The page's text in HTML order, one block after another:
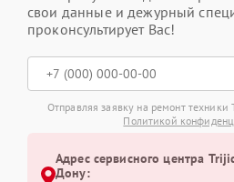
свои данные и дежурный
проконсультирует Вас!
Отправляя заявку на ремонт техники
Политикой
Адрес сервисного центра
Дону: